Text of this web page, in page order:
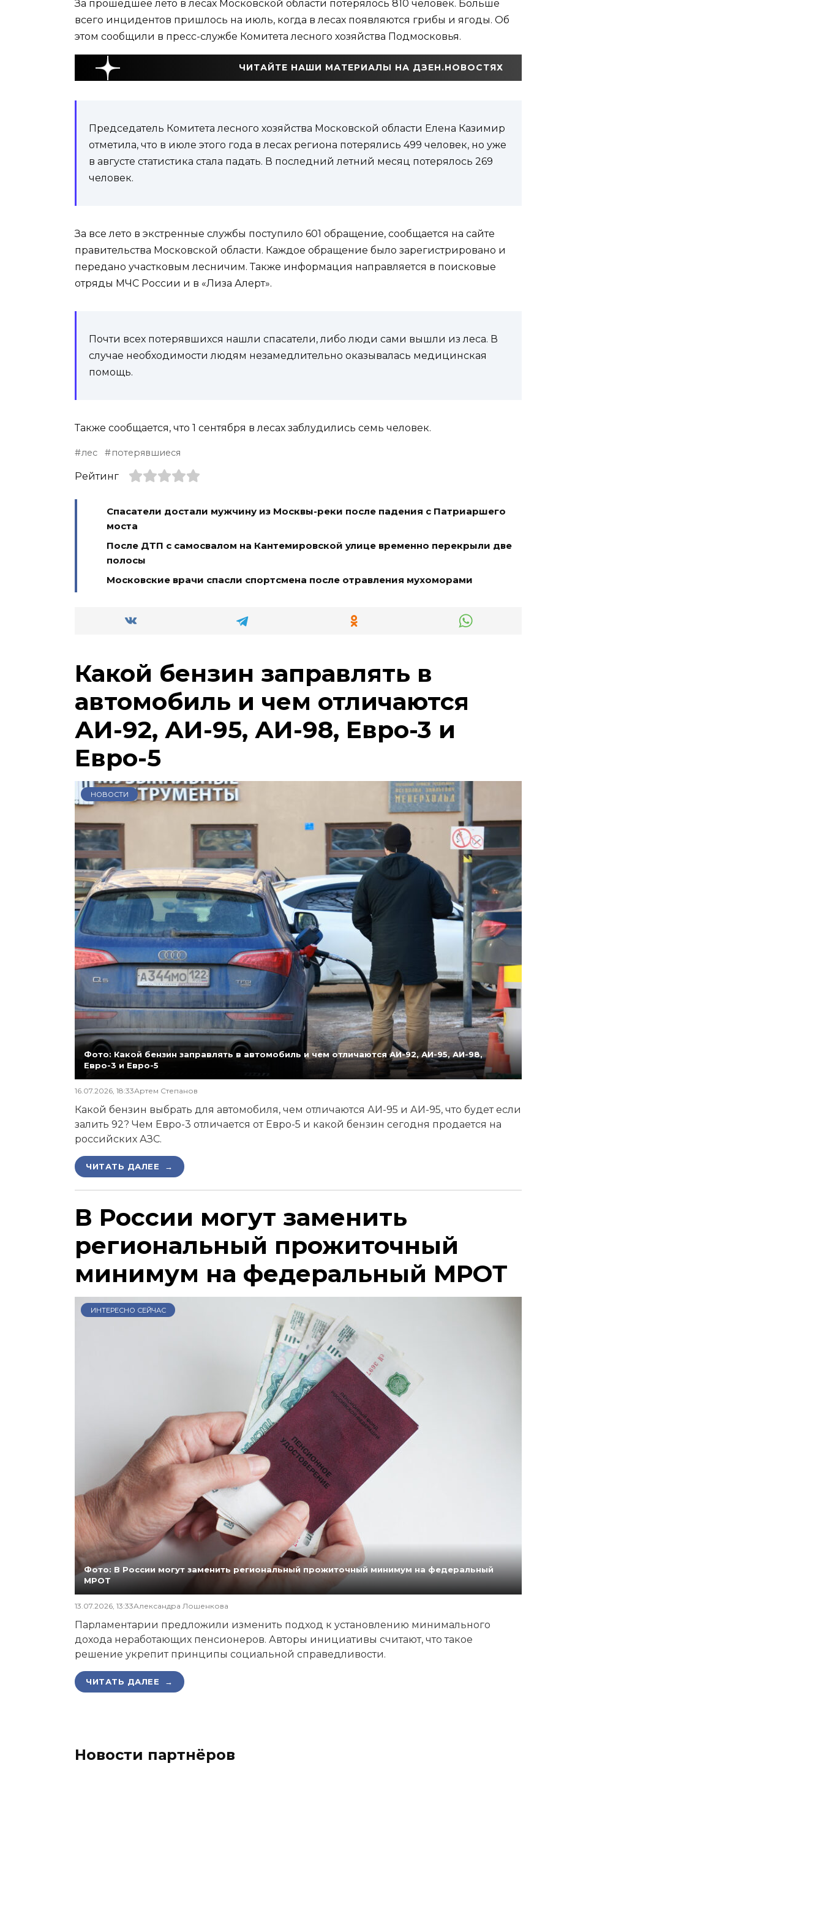
За прошедшее лето в лесах Московской области потерялось 810 человек. Больше
всего инцидентов пришлось на июль, когда в лесах появляются грибы и ягоды. Об
этом сообщили в пресс-службе Комитета лесного хозяйства Подмосковья.
ЧИТАЙТЕ НАШИ МАТЕРИАЛЫ НА ДЗЕН.НОВОСТЯХ
Председатель Комитета лесного хозяйства Московской области Елена Казимир
отметила, что в июле этого года в лесах региона потерялись 499 человек, но уже
в августе статистика стала падать. В последний летний месяц потерялось 269
человек.
За все лето в экстренные службы поступило 601 обращение, сообщается на сайте
правительства Московской области. Каждое обращение было зарегистрировано и
передано участковым лесничим. Также информация направляется в поисковые
отряды МЧС России и в «Лиза Алерт».
Почти всех потерявшихся нашли спасатели, либо люди сами вышли из леса. В
случае необходимости людям незамедлительно оказывалась медицинская
помощь.
Также сообщается, что 1 сентября в лесах заблудились семь человек.
лес потерявшиеся
Рейтинг
Спасатели достали мужчину из Москвы-реки после падения с Патриаршего
моста
После ДТП с самосвалом на Кантемировской улице временно перекрыли две
полосы
Московские врачи спасли спортсмена после отравления мухоморами
Какой бензин заправлять в
автомобиль и чем отличаются
АИ-92, АИ-95, АИ-98, Евро-3 и
Евро-5
НОВОСТИ
Фото: Какой бензин заправлять в автомобиль и чем отличаются АИ-92, АИ-95, АИ-98,
Евро-3 и Евро-5
16.07.2026, 18:33Артем Степанов
Какой бензин выбрать для автомобиля, чем отличаются АИ-95 и АИ-95, что будет если
залить 92? Чем Евро-3 отличается от Евро-5 и какой бензин сегодня продается на
российских АЗС.
ЧИТАТЬ ДАЛЕЕ →
В России могут заменить
региональный прожиточный
минимум на федеральный МРОТ
ИНТЕРЕСНО СЕЙЧАС
Фото: В России могут заменить региональный прожиточный минимум на федеральный
МРОТ
13.07.2026, 13:33Александра Лошенкова
Парламентарии предложили изменить подход к установлению минимального
дохода неработающих пенсионеров. Авторы инициативы считают, что такое
решение укрепит принципы социальной справедливости.
ЧИТАТЬ ДАЛЕЕ →
Новости партнёров